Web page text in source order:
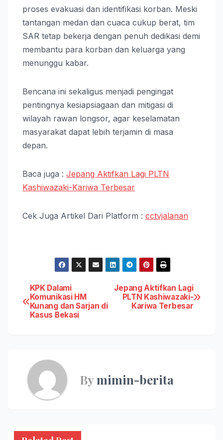
proses evakuasi dan identifikasi korban. Meski
tantangan medan dan cuaca cukup berat, tim
SAR tetap bekerja dengan penuh dedikasi demi
membantu para korban dan keluarga yang
menunggu kabar.
Bencana ini sekaligus menjadi pengingat
pentingnya kesiapsiagaan dan mitigasi di
wilayah rawan longsor, agar keselamatan
masyarakat dapat lebih terjamin di masa
depan.
Baca juga : Jepang Aktifkan Lagi PLTN
Kashiwazaki-Kariwa Terbesar
Cek Juga Artikel Dari Platform : cctvjalanan
Post
navigation
Jepang Aktifkan Lagi
PLTN Kashiwazaki-
Kariwa Terbesar
KPK Dalami
Komunikasi HM
Kunang dan Sarjan di
Kasus Bekasi
Bymimin-berita